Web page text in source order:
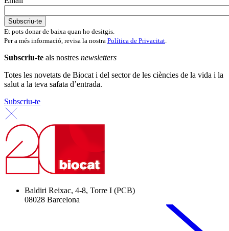
Et pots donar de baixa quan ho desitgis.
Per a més informació, revisa la nostra Política de Privacitat
Subscriu-te als nostres newsletters
Totes les novetats de Biocat i del sector de les ciències de la vida i la
salut a la teva safata d’entrada.
Subscriu-te
Baldiri Reixac, 4-8, Torre I (PCB)
08028 Barcelona